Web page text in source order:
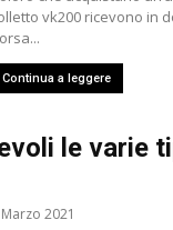
vk200 ricevono in
Continua a leggere
le varie
2021